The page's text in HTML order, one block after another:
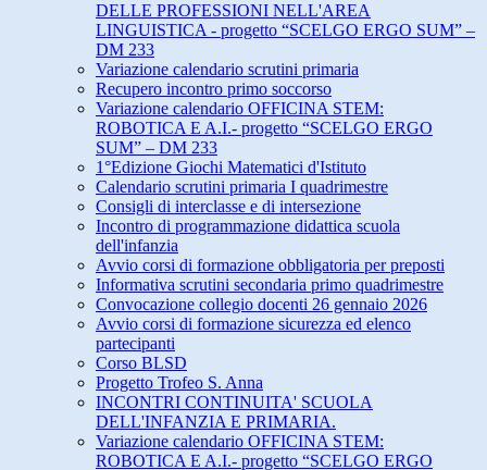
DELLE PROFESSIONI NELL'AREA
LINGUISTICA - progetto “SCELGO ERGO SUM” –
DM 233
Variazione calendario scrutini primaria
Recupero incontro primo soccorso
Variazione calendario OFFICINA STEM:
ROBOTICA E A.I.- progetto “SCELGO ERGO
SUM” – DM 233
1°Edizione Giochi Matematici d'Istituto
Calendario scrutini primaria I quadrimestre
Consigli di interclasse e di intersezione
Incontro di programmazione didattica scuola
dell'infanzia
Avvio corsi di formazione obbligatoria per preposti
Informativa scrutini secondaria primo quadrimestre
Convocazione collegio docenti 26 gennaio 2026
Avvio corsi di formazione sicurezza ed elenco
partecipanti
Corso BLSD
Progetto Trofeo S. Anna
INCONTRI CONTINUITA' SCUOLA
DELL'INFANZIA E PRIMARIA.
Variazione calendario OFFICINA STEM:
ROBOTICA E A.I.- progetto “SCELGO ERGO